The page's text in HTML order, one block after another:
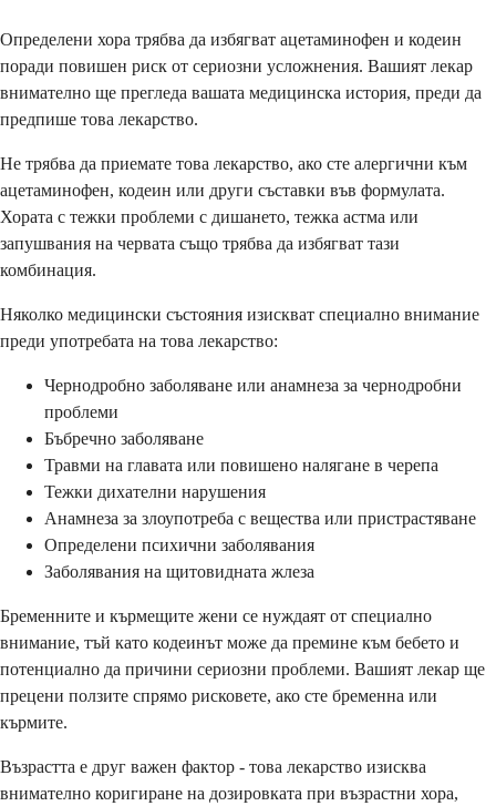
Определени хора трябва да избягват ацетаминофен и кодеин
поради повишен риск от сериозни усложнения. Вашият лекар
внимателно ще прегледа вашата медицинска история, преди да
предпише това лекарство.
Не трябва да приемате това лекарство, ако сте алергични към
ацетаминофен, кодеин или други съставки във формулата.
Хората с тежки проблеми с дишането, тежка астма или
запушвания на червата също трябва да избягват тази
комбинация.
Няколко медицински състояния изискват специално внимание
преди употребата на това лекарство:
Чернодробно заболяване или анамнеза за чернодробни
проблеми
Бъбречно заболяване
Травми на главата или повишено налягане в черепа
Тежки дихателни нарушения
Анамнеза за злоупотреба с вещества или пристрастяване
Определени психични заболявания
Заболявания на щитовидната жлеза
Бременните и кърмещите жени се нуждаят от специално
внимание, тъй като кодеинът може да премине към бебето и
потенциално да причини сериозни проблеми. Вашият лекар ще
прецени ползите спрямо рисковете, ако сте бременна или
кърмите.
Възрастта е друг важен фактор - това лекарство изисква
внимателно коригиране на дозировката при възрастни хора,